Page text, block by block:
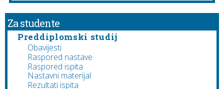
Za studente
Preddiplomski studij
Obavijesti
Raspored nastave
Raspored ispita
Nastavni materijal
Rezultati ispita